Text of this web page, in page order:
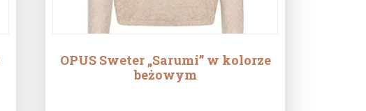
OPUS Sweter „Sarumi” w kolorze
beżowym